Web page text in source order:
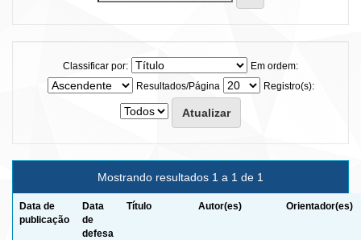
Classificar por:
Em ordem:
Resultados/Página
Registro(s):
Mostrando resultados 1 a 1 de 1
Data de
publicação
Data
de
defesa
Título Autor(es) Orientador(es)